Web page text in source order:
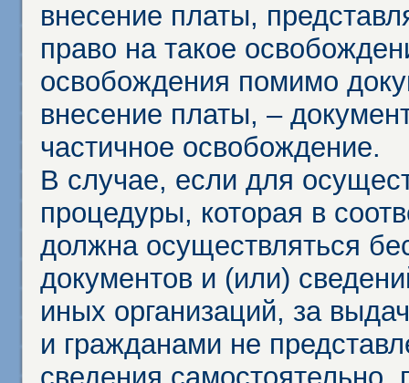
внесение платы,
право на такое
освобождения помимо
внесение платы, –
частичное освобождение.
В случае, если для
процедуры, которая в
должна осуществляться
документов и (или)
иных организаций, за
и гражданами не